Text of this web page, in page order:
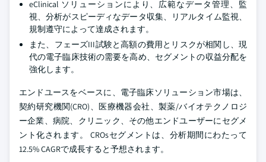
eClinical ソリューションにより、広範なデータ管理、監
視、分析がスピーディなデータ収集、リアルタイム監視、
規制遵守によって達成されます。
また、フェーズIII試験と高額の費用とリスクが相関し、現
代の電子臨床技術の需要を高め、セグメントの収益分配を
強化します。
エンドユースをベースに、電子臨床ソリューション市場は、
契約研究機関(CRO)、医療機器会社、製薬/バイオテクノロジ
ー企業、病院、クリニック、その他エンドユーザーにセグメ
ント化されます。 CROsセグメントは、分析期間にわたって
12.5% CAGRで成長すると予想されます。